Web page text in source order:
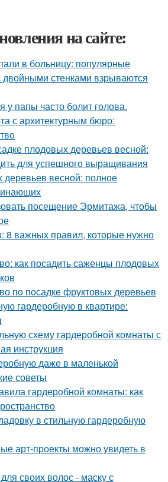
на сайте:
в больницу: популярные
двойными стенками взрываются
у папы часто болит голова.
с архитектурным бюро:
плодовых деревьев весной:
для успешного выращивания
весной: полное
посещение Эрмитажа, чтобы
8 важных правил, которые нужно
как посадить саженцы плодовых
по посадке фруктовых деревьев
гардеробную в квартире:
схему гардеробной комнаты с
инструкция
даже в маленькой
советы
гардеробной комнаты: как
в стильную гардеробную
арт-проекты можно увидеть в
своих волос - маску с